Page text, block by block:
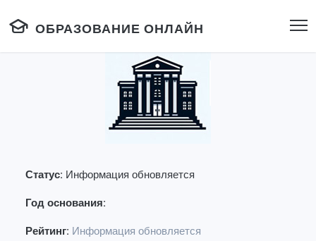
ОБРАЗОВАНИЕ ОНЛАЙН
Статус: Информация обновляется
Год основания:
Рейтинг: Информация обновляется